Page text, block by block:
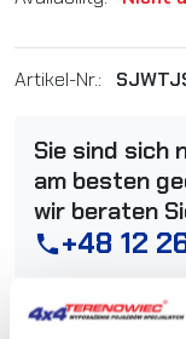
Artikel-Nr.:
Sie sind sich
am besten
wir beraten
phone+48 12
Lieferrichtlinie